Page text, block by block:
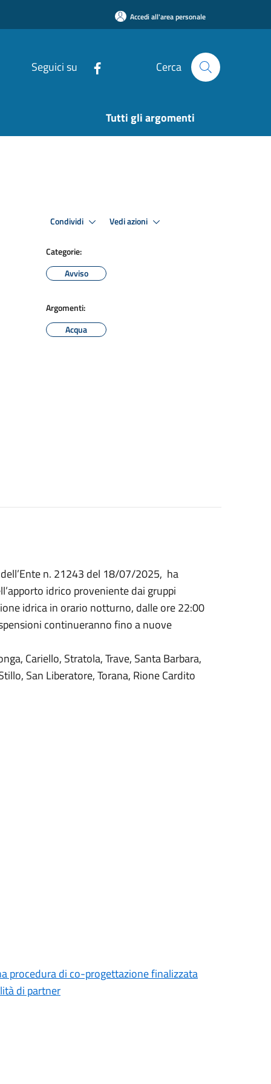
Accedi all'area personale
Seguici su Cerca
Tutti gli argomenti
Condividi Vedi azioni
Categorie:
Avviso
Argomenti:
Acqua
n. 21243 del 18/07/2025, ha
idrico proveniente dai gruppi
idrica in orario notturno, dalle ore 22:00
continueranno fino a nuove
Cariello, Stratola, Trave, Santa Barbara,
San Liberatore, Torana, Rione Cardito
procedura di co-progettazione finalizzata
di partner